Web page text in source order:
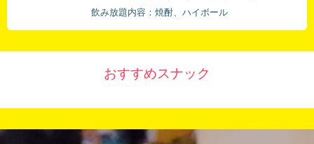
飲み放題内容：焼酎、ハイボール
おすすめスナック